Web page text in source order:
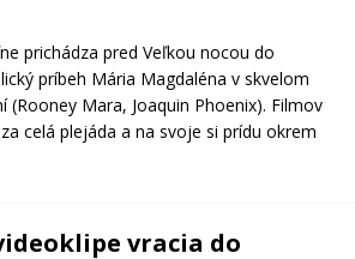
prichádza pred Veľkou nocou do
príbeh Mária Magdaléna v skvelom
(Rooney Mara, Joaquin Phoenix). Filmov
celá plejáda a na svoje si prídu okrem
vracia do